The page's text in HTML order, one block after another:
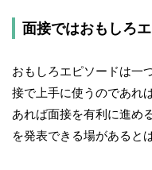
面接ではおもしろ
おもしろエピソードは一
接で上手に使うのであれ
あれば面接を有利に進め
を発表できる場があると